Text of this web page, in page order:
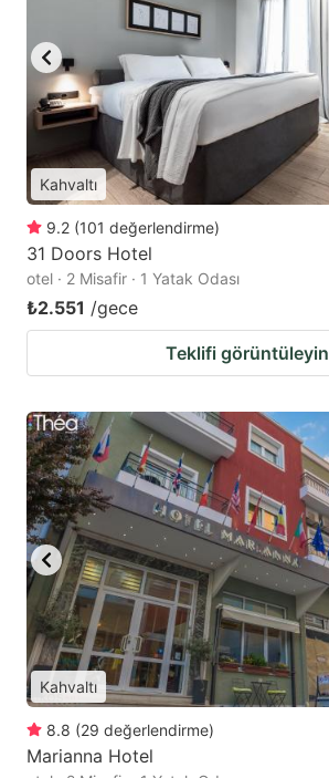
Kahvaltı
9.2 (101 değerlendirme)
31 Doors Hotel
otel · 2 Misafir · 1 Yatak Odası
₺2.551 /gece
Teklifi görüntüleyin
Kahvaltı
8.8 (29 değerlendirme)
Marianna Hotel